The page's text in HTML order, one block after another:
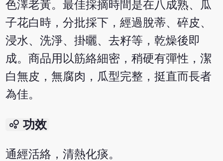
色澤老黃。最佳採摘時間是在八成熟、瓜
子花白時，分批採下，經過脫蒂、碎皮、
浸水、洗淨、掛曬、去籽等，乾燥後即
成。商品用以筋絡細密，稍硬有彈性，潔
白無皮，無腐肉，瓜型完整，挺直而長者
為佳。
bubble_chart 功效
通經活絡，清熱化痰。